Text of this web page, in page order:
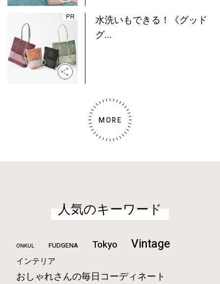
水洗いもできる！《グッド
グ...
MORE
人気のキーワード
ONKUL FUDGENA Tokyo Vintage
インテリア
おしゃれさんの毎日コーディネート